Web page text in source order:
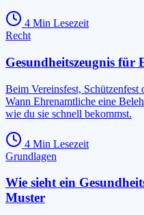
4 Min Lesezeit
Recht
Gesundheitszeugnis für
Beim Vereinsfest, Schützenfest
Wann Ehrenamtliche eine
wie du sie schnell bekommst.
4 Min Lesezeit
Grundlagen
Wie sieht ein
Muster